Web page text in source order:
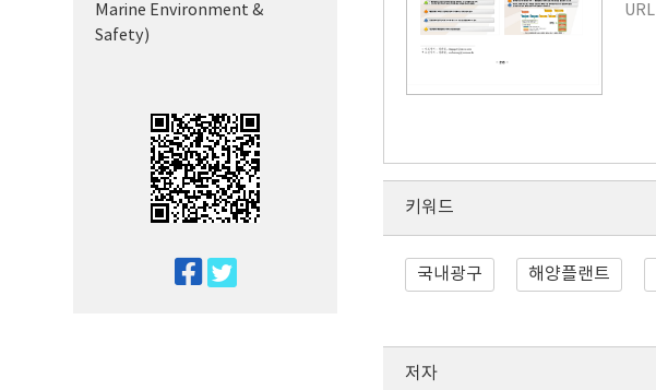
URL
Marine Environment &
Safety)
키워드
국내광구 해양플랜트
저자